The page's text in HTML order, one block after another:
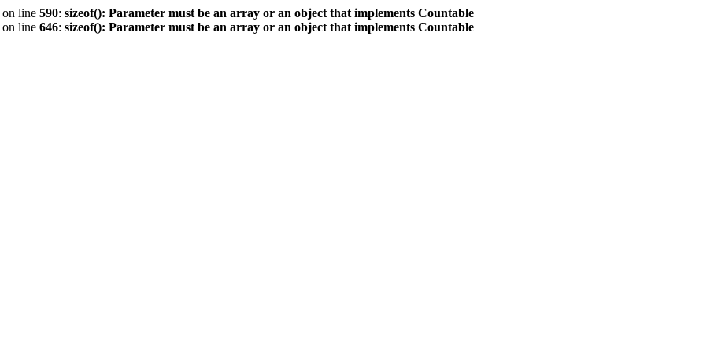
on line 590: sizeof(): Parameter must be an array or an object that implements Countable
on line 646: sizeof(): Parameter must be an array or an object that implements Countable